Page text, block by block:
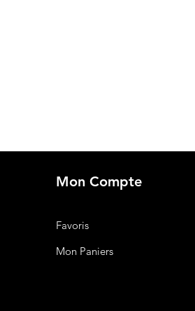
Mon Compte
Favoris
Mon Paniers